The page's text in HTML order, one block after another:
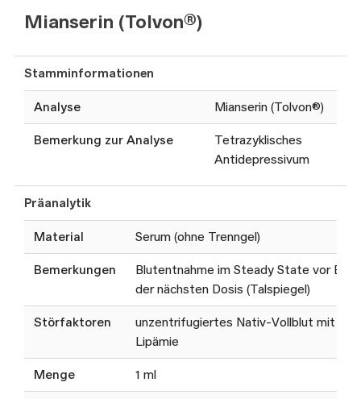
Mianserin (Tolvon®)
Stamminformationen
Analyse Mianserin (Tolvon®)
Bemerkung zur Analyse
Tetrazyklisches
Antidepressivum
Präanalytik
Material Serum (ohne Trenngel)
Bemerkungen
Blutentnahme im Steady State vor
der nächsten Dosis (Talspiegel)
Störfaktoren
unzentrifugiertes Nativ-Vollblut mit Gel,
Lipämie
Menge 1 ml